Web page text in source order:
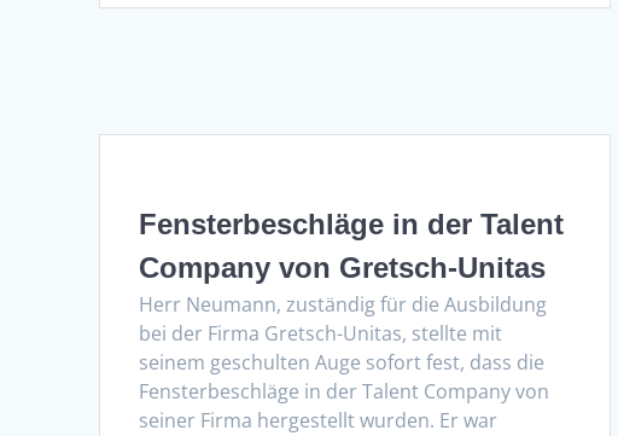
Fensterbeschläge in der Talent
Company von Gretsch-Unitas
Herr Neumann, zuständig für die Ausbildung
bei der Firma Gretsch-Unitas, stellte mit
seinem geschulten Auge sofort fest, dass die
Fensterbeschläge in der Talent Company von
seiner Firma hergestellt wurden. Er war